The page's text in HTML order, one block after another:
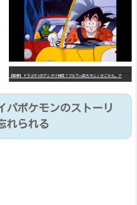
【
画像】ドラゴボZのアニオリ神回「ブルマvs巨大カニ」がこちら。ナメック星の海にドラゴボを落としたブルマと巨大カニのバトル
パポケモンのストーリ
れられる